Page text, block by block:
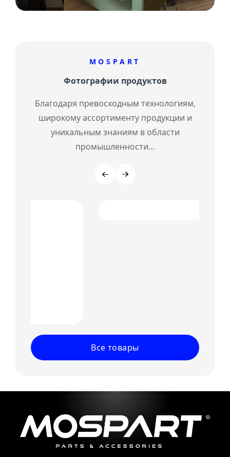
MOSPART
Фотографии продуктов
Благодаря превосходным технологиям,
широкому ассортименту продукции и
уникальным знаниям в области
промышленности...
Все товары